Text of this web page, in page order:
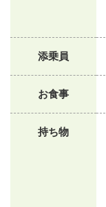
添乗員
お食事
持ち物